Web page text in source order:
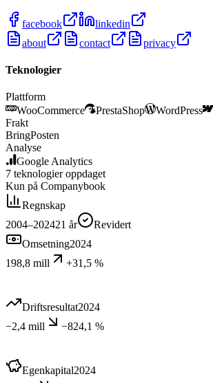
facebook
linkedin
about
contact privacy
Teknologier
Plattform
WooCommerce
PrestaShop WordPress
Frakt
BringPosten
Analyse
Google Analytics
7 teknologier oppdaget
Kun på Companybook
Regnskap
2004–202421 år
Revidert
Omsetning2024
198,8 mill
+31,5 %
Driftsresultat2024
−2,4 mill
−824,1 %
Egenkapital2024